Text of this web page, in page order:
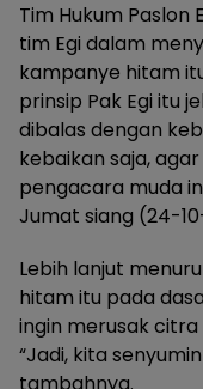
Tim Hukum Paslon
tim Egi dalam
kampanye hitam
prinsip Pak Egi itu
dibalas dengan
kebaikan saja,
pengacara muda
Jumat siang (24-
Lebih lanjut
hitam itu pada
ingin merusak
“Jadi, kita